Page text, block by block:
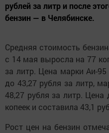
рублей за литр и после
бензин — в Челябинске.
Средняя стоимость
с 14 мая выросла на 77
за литр. Цена марки Аи-
до 43,27 рубля за литр,
48,27 рубля за литр. Цена
копеек и составила 43,1
Рост цен на бензин